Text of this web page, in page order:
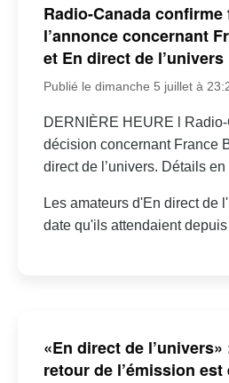
Radio-Canada
l’annonce concernant
et En direct de l’univers
Publié le dimanche 5 juillet à
DERNIÈRE HEURE l
décision concernant France
direct de l’univers. Détails
Les amateurs d'En direct de
date qu'ils attendaient
«En direct de
retour de l’émission